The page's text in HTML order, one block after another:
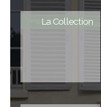
La Collection